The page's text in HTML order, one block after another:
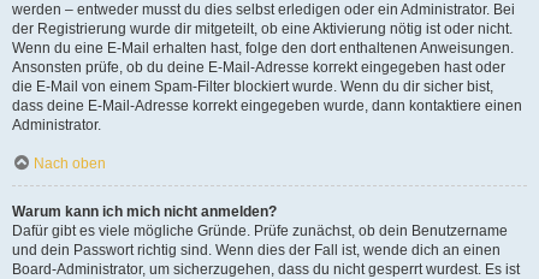
werden – entweder musst du dies selbst erledigen oder ein Administrator. Bei
der Registrierung wurde dir mitgeteilt, ob eine Aktivierung nötig ist oder nicht.
Wenn du eine E-Mail erhalten hast, folge den dort enthaltenen Anweisungen.
Ansonsten prüfe, ob du deine E-Mail-Adresse korrekt eingegeben hast oder
die E-Mail von einem Spam-Filter blockiert wurde. Wenn du dir sicher bist,
dass deine E-Mail-Adresse korrekt eingegeben wurde, dann kontaktiere einen
Administrator.
Nach oben
Warum kann ich mich nicht anmelden?
Dafür gibt es viele mögliche Gründe. Prüfe zunächst, ob dein Benutzername
und dein Passwort richtig sind. Wenn dies der Fall ist, wende dich an einen
Board-Administrator, um sicherzugehen, dass du nicht gesperrt wurdest. Es ist